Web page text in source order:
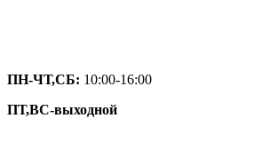
ПН-ЧТ,СБ: 10:00-16:00
ПТ,ВС-выходной